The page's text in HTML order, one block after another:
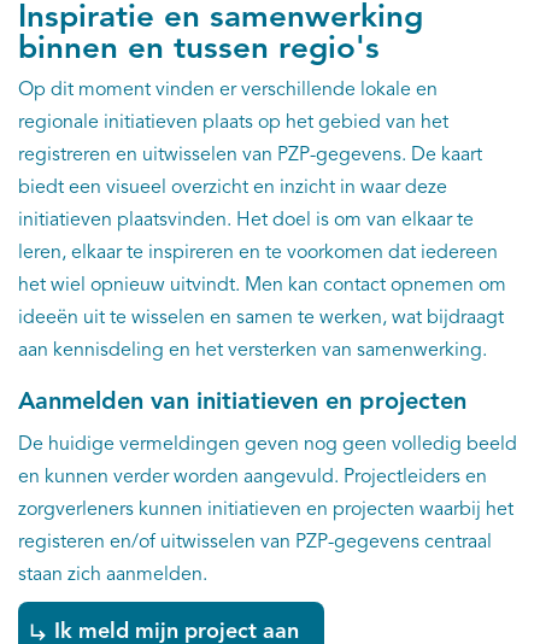
Inspiratie en samenwerking
binnen en tussen regio's
Op dit moment vinden er verschillende lokale en
regionale initiatieven plaats op het gebied van het
registreren en uitwisselen van PZP-gegevens. De kaart
biedt een visueel overzicht en inzicht in waar deze
initiatieven plaatsvinden. Het doel is om van elkaar te
leren, elkaar te inspireren en te voorkomen dat iedereen
het wiel opnieuw uitvindt. Men kan contact opnemen om
ideeën uit te wisselen en samen te werken, wat bijdraagt
aan kennisdeling en het versterken van samenwerking.
Aanmelden van initiatieven en projecten
De huidige vermeldingen geven nog geen volledig beeld
en kunnen verder worden aangevuld. Projectleiders en
zorgverleners kunnen initiatieven en projecten waarbij het
registeren en/of uitwisselen van PZP-gegevens centraal
staan zich aanmelden.
Ik meld mijn project aan